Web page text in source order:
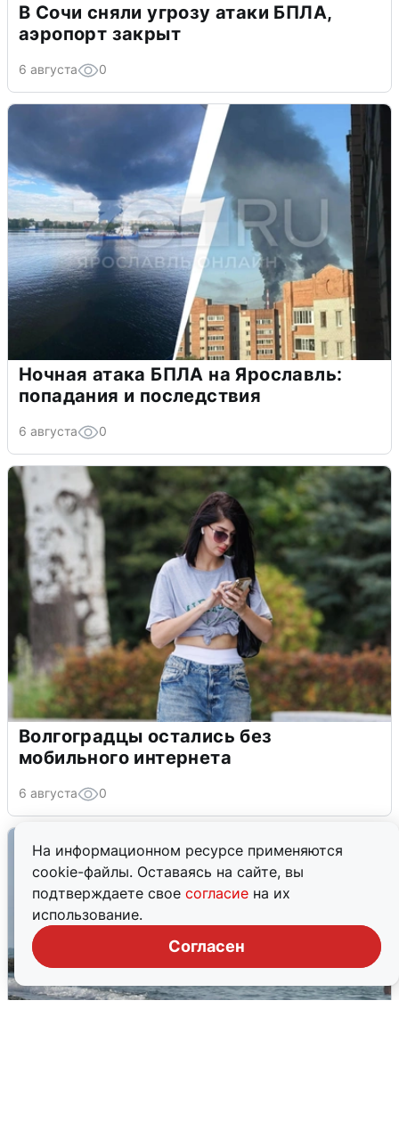
На информационном ресурсе применяются
cookie-файлы. Оставаясь на сайте, вы
подтверждаете свое согласие на их
использование.
Согласен
В Сочи сняли угрозу атаки БПЛА,
аэропорт закрыт
6 августа 0
Ночная атака БПЛА на Ярославль:
попадания и последствия
6 августа 0
Волгоградцы остались без
мобильного интернета
6 августа 0